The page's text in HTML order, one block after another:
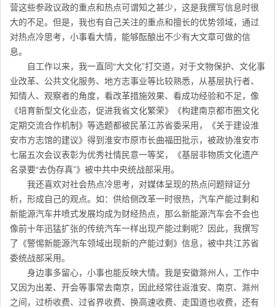
营这些参政议政的重点和热点可谓知之甚少，这是我撰写信息时很
大的不足。但是，我也有自己关注的重点和擅长的优势领域，通过
对热点冷思考，小事看大情，能够酝酿出不少有大文章可做的信
息。
自工作以来，我一直同“大文化”打交道，对于文物保护、文化事
业改革、公共文化服务、地方志事业等比较熟悉，从基层执行者、
知情人、观察者的角度，看改革措施效果、看成功经验和不足，像
《培育新型文化业态，促进我省文化繁荣》《构建南京都市圈文化
定期交流合作机制》等选题都被民革江苏省委采用，《关于建设淮
安市方志馆的建议》得到淮安市原市长曲福田批示，被政协淮安市
七届五次会议表彰为优秀社情民意一等奖，《基层非物质文化遗产
名录要“去伪存真”》被中共中央统战部采用。
我还喜欢对社会热点冷思考，对媒体呈现的热点问题辩证分
析，形成自己的观点。如：供给侧改革一时很热，汽车产能过剩和
新能源汽车井喷式发展均成为财经热点，那么新能源汽车会不会也
像前十年迅猛扩张的传统汽车一样出现产能过剩呢？因此，我撰写
了《警惕新能源汽车领域出现新的产能过剩》信息，被中共江苏省
委统战部采用。
身边事多留心，小事也能反映大情。我是安徽滁州人，工作中
又因为出差、开会等事常去南京，因此经常往返淮安、南京、滁州
之间，过桥收费、过省界收费、换高速收费、走国道也收费，还有